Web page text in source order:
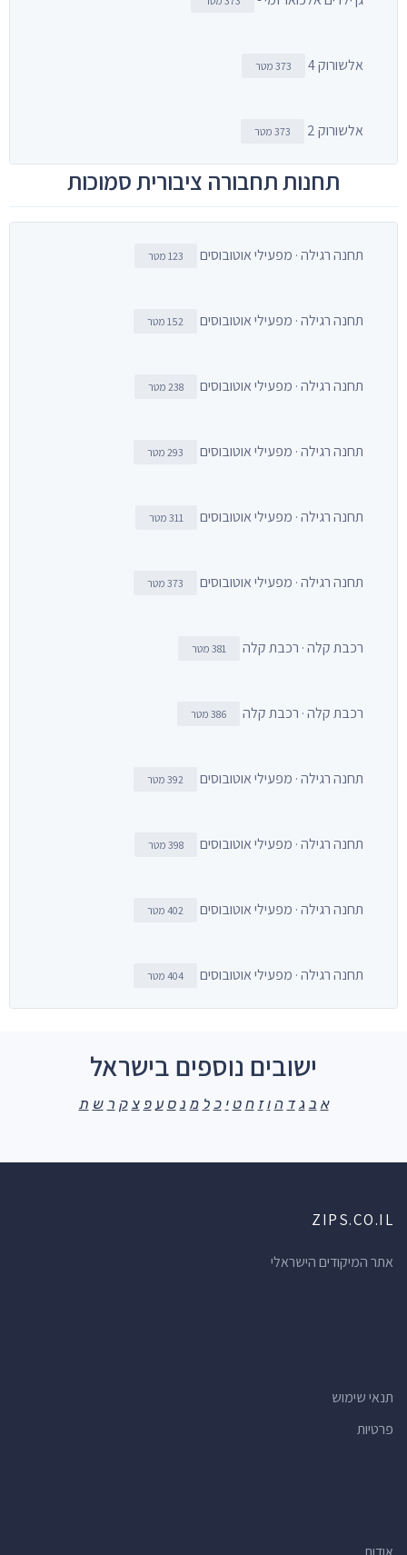
אלשורוק 4 373 מטר
אלשורוק 2 373 מטר
תחנות תחבורה ציבורית סמוכות
תחנה רגילה · מפעילי אוטובוסים 123 מטר
תחנה רגילה · מפעילי אוטובוסים 152 מטר
תחנה רגילה · מפעילי אוטובוסים 238 מטר
תחנה רגילה · מפעילי אוטובוסים 293 מטר
תחנה רגילה · מפעילי אוטובוסים 311 מטר
תחנה רגילה · מפעילי אוטובוסים 373 מטר
רכבת קלה · רכבת קלה 381 מטר
רכבת קלה · רכבת קלה 386 מטר
תחנה רגילה · מפעילי אוטובוסים 392 מטר
תחנה רגילה · מפעילי אוטובוסים 398 מטר
תחנה רגילה · מפעילי אוטובוסים 402 מטר
תחנה רגילה · מפעילי אוטובוסים 404 מטר
ישובים נוספים בישראל
א ב ג ד ה ו ז ח ט י כ ל מ נ ס ע פ צ ק ר ש ת
ZIPS.CO.IL
אתר המיקודים הישראלי
תנאי שימוש
פרטיות